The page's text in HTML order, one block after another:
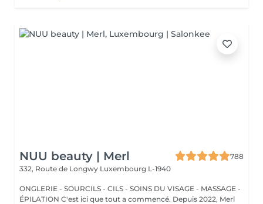
NUU beauty | Merl
788
332, Route de Longwy Luxembourg L-1940
ONGLERIE - SOURCILS - CILS - SOINS DU VISAGE - MASSAGE -
ÉPILATION C'est ici que tout a commencé. Depuis 2022, Merl